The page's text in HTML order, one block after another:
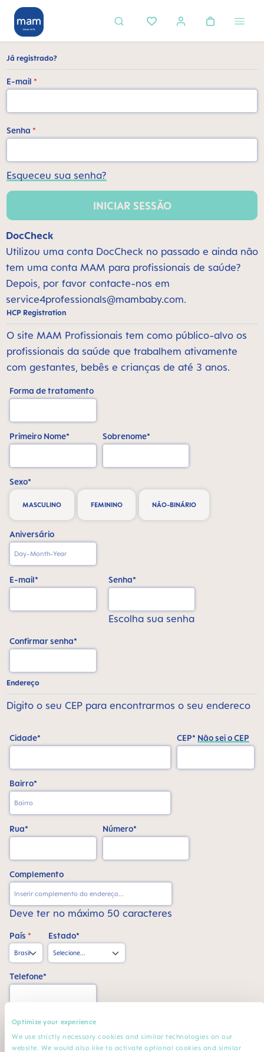
Optimize your experience
We use strictly necessary cookies and similar technologies on our
website. We would also like to activate optional cookies and similar
principal
Já registrado?
E-mail *
Senha *
Esqueceu sua senha?
INICIAR SESSÃO
DocCheck
Utilizou uma conta DocCheck no passado e ainda não
tem uma conta MAM para profissionais de saúde?
Depois, por favor contacte-nos em
service4professionals@mambaby.com.
HCP Registration
O site MAM Profissionais tem como público-alvo os
profissionais da saúde que trabalhem ativamente
com gestantes, bebês e crianças de até 3 anos.
Forma de tratamento
Primeiro Nome* Sobrenome*
Sexo*
MASCULINO FEMININO NÃO-BINÁRIO
Aniversário
E-mail* Senha*
Escolha sua senha
Confirmar senha*
Endereço
Digito o seu CEP para encontrarmos o seu endereco
Cidade* CEP* Não sei o CEP
Bairro*
Rua* Número*
Complemento
Deve ter no máximo 50 caracteres
País * Estado*
Telefone*
CPF*